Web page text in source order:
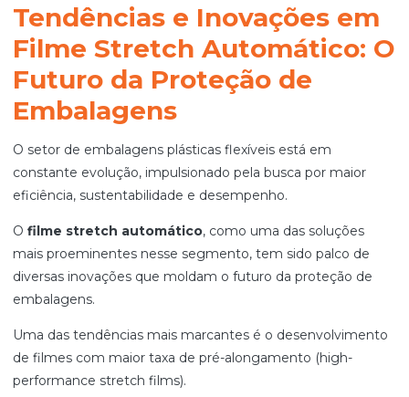
Tendências e Inovações em
Filme Stretch Automático: O
Futuro da Proteção de
Embalagens
O setor de embalagens plásticas flexíveis está em
constante evolução, impulsionado pela busca por maior
eficiência, sustentabilidade e desempenho.
O filme stretch automático, como uma das soluções
mais proeminentes nesse segmento, tem sido palco de
diversas inovações que moldam o futuro da proteção de
embalagens.
Uma das tendências mais marcantes é o desenvolvimento
de filmes com maior taxa de pré-alongamento (high-
performance stretch films).